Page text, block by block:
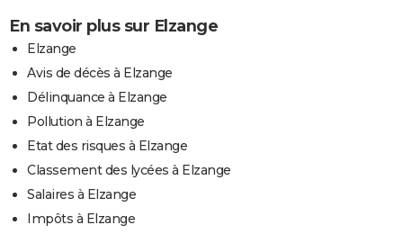
En savoir plus sur Elzange
Elzange
Avis de décès à Elzange
Délinquance à Elzange
Pollution à Elzange
Etat des risques à Elzange
Classement des lycées à Elzange
Salaires à Elzange
Impôts à Elzange